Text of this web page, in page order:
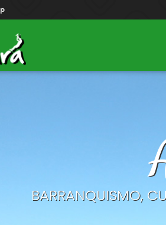
BARRANQUISMO,